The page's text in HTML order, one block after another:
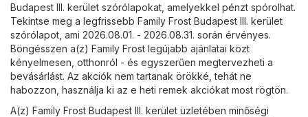
Budapest III. kerület szórólapokat, amelyekkel pénzt spórolhat.
Tekintse meg a legfrissebb Family Frost Budapest III. kerület
szórólapot, ami 2026.08.01. - 2026.08.31. során érvényes.
Böngésszen a(z) Family Frost legújabb ajánlatai közt
kényelmesen, otthonról - és egyszerűen megtervezheti a
bevásárlást. Az akciók nem tartanak örökké, tehát ne
habozzon, használja ki az e heti remek akciókat most rögtön.
A(z) Family Frost Budapest III. kerület üzletében minőségi